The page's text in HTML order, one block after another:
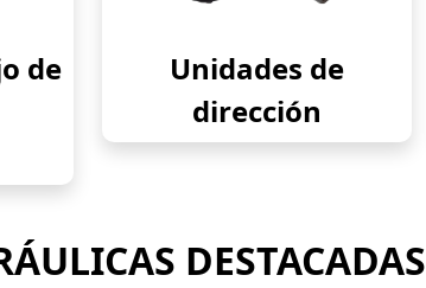
de
Unidades de
dirección
DESTACADAS